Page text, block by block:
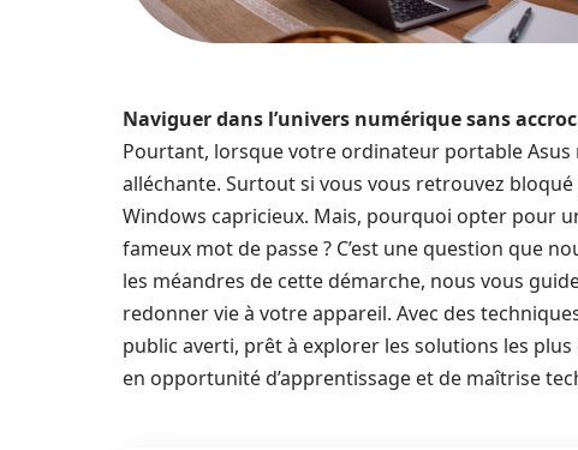
Naviguer dans l’univers numérique sans
Pourtant, lorsque votre ordinateur portable Asus
alléchante. Surtout si vous vous retrouvez
Windows capricieux. Mais, pourquoi opter pour
fameux mot de passe ? C’est une question que
les méandres de cette démarche, nous vous
redonner vie à votre appareil. Avec des
public averti, prêt à explorer les solutions les
en opportunité d’apprentissage et de maîtrise